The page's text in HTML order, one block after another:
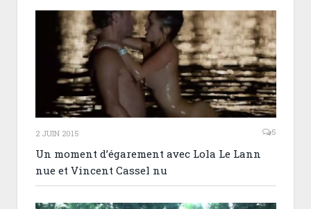
2 JUIN 2015 5
Un moment d’égarement avec Lola Le Lann
nue et Vincent Cassel nu